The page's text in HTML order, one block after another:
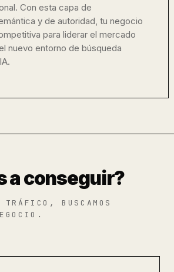
Con esta capa de
y de autoridad, tu negocio
para liderar el mercado
nuevo entorno de búsqueda
a conseguir?
BUSCAMOS